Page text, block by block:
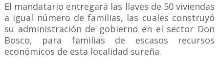
El mandatario entregará las llaves de 50 viviendas
a igual número de familias, las cuales construyó
su administración de gobierno en el sector Don
Bosco, para familias de escasos recursos
económicos de esta localidad sureña.